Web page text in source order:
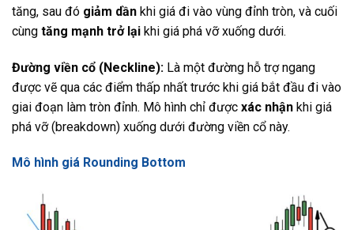
tăng, sau đó giảm dần khi giá đi vào vùng đỉnh tròn, và cuối
cùng tăng mạnh trở lại khi giá phá vỡ xuống dưới.
Đường viền cổ (Neckline): Là một đường hỗ trợ ngang
được vẽ qua các điểm thấp nhất trước khi giá bắt đầu đi vào
giai đoạn làm tròn đỉnh. Mô hình chỉ được xác nhận khi giá
phá vỡ (breakdown) xuống dưới đường viền cổ này.
Mô hình giá Rounding Bottom